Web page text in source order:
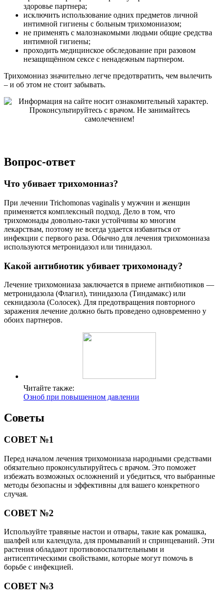
здоровье партнера;
исключить использование одних предметов личной
интимной гигиены с больным трихомониазом;
не применять с малознакомыми людьми общие средства
интимной гигиены;
проходить медицинское обследование при разовом
незащищённом сексе с ненадежным партнером.
Трихомониаз значительно легче предотвратить, чем вылечить
– и об этом не стоит забывать.
Вопрос-ответ
Что убивает трихомониаз?
При лечении Trichomonas vaginalis у мужчин и женщин
применяется комплексный подход. Дело в том, что
трихомонады довольно-таки устойчивы ко многим
лекарствам, поэтому не всегда удается избавиться от
инфекции с первого раза. Обычно для лечения трихомониаза
используются метронидазол или тинидазол.
Какой антибиотик убивает трихомонаду?
Лечение трихомониаза заключается в приеме антибиотиков —
метронидазола (Флагил), тинидазола (Тиндамакс) или
секнидазола (Солосек). Для предотвращения повторного
заражения лечение должно быть проведено одновременно у
обоих партнеров.
Читайте также:
Озноб при повышенном давлении
Советы
СОВЕТ №1
Перед началом лечения трихомониаза народными средствами
обязательно проконсультируйтесь с врачом. Это поможет
избежать возможных осложнений и убедиться, что выбранные
методы безопасны и эффективны для вашего конкретного
случая.
СОВЕТ №2
Используйте травяные настои и отвары, такие как ромашка,
шалфей или календула, для промываний и спринцеваний. Эти
растения обладают противовоспалительными и
антисептическими свойствами, которые могут помочь в
борьбе с инфекцией.
СОВЕТ №3